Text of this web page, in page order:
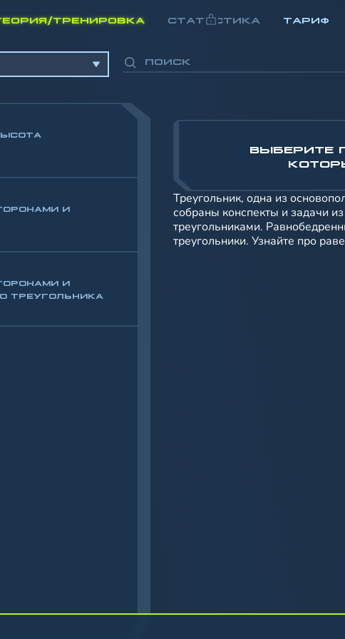
ТРЕНИРОВКА СТАТИСТИКА ТАРИФ
И
И
ТРЕУГОЛЬНИКА
ВЫБЕРИТЕ
Треугольник, одна из
собраны конспекты и задачи
треугольниками.
треугольники. Узнайте про